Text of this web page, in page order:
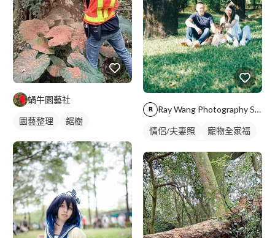
蝸牛園藝社
園藝整理 鋸樹
Ray Wang Photography Studio
情侶/夫妻照
寵物全家福
外拍